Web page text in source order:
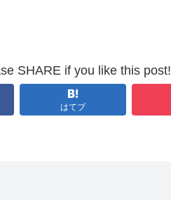
SHARE if you like this post!
はてブ